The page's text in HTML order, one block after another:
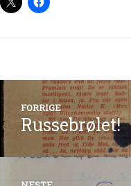
FORRIGE
Forrige
innlegg:
Russebrølet!